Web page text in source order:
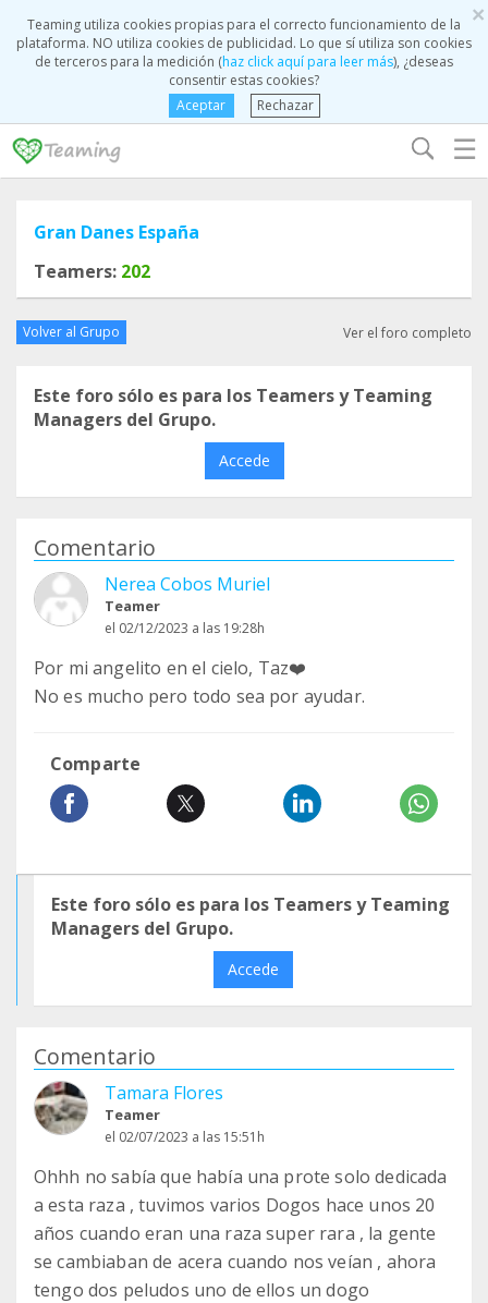
×
Teaming utiliza cookies propias para el correcto funcionamiento de la
plataforma. NO utiliza cookies de publicidad. Lo que sí utiliza son cookies
de terceros para la medición (haz click aquí para leer más), ¿deseas
consentir estas cookies?
Aceptar
Rechazar
☰
Gran Danes España
Teamers: 202
Volver al Grupo Ver el foro completo
Este foro sólo es para los Teamers y Teaming
Managers del Grupo.
Accede
Comentario
Nerea Cobos Muriel
Teamer
el 02/12/2023 a las 19:28h
Por mi angelito en el cielo, Taz❤️
No es mucho pero todo sea por ayudar.
Comparte
Este foro sólo es para los Teamers y Teaming
Managers del Grupo.
Accede
Comentario
Tamara Flores
Teamer
el 02/07/2023 a las 15:51h
Ohhh no sabía que había una prote solo dedicada
a esta raza , tuvimos varios Dogos hace unos 20
años cuando eran una raza super rara , la gente
se cambiaban de acera cuando nos veían , ahora
tengo dos peludos uno de ellos un dogo